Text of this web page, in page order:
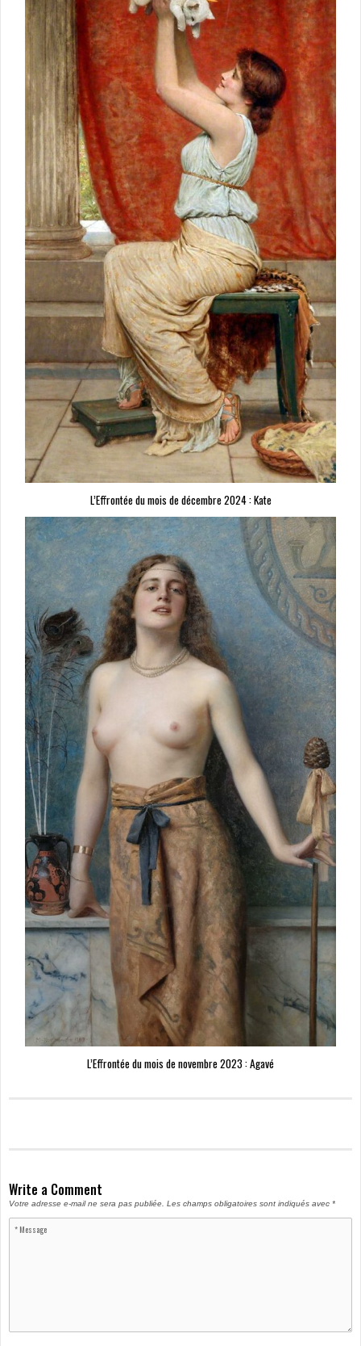
L’Effrontée du mois de décembre 2024 : Kate
L’Effrontée du mois de novembre 2023 : Agavé
Write a Comment
Votre adresse e-mail ne sera pas publiée. Les champs obligatoires sont indiqués avec *